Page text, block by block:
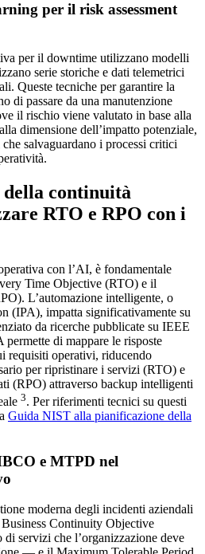
per il risk assessment
per il downtime utilizzano modelli
serie storiche e dati telemetrici
Queste tecniche per garantire la
di passare da una manutenzione
il rischio viene valutato in base alla
dimensione dell’impatto potenziale,
salvaguardano i processi critici
continuità
RTO e RPO con i
con l’AI, è fondamentale
Time Objective (RTO) e il
L’automazione intelligente, o
(IPA), impatta significativamente su
da ricerche pubblicate su IEEE
di mappare le risposte
requisiti operativi, riducendo
per ripristinare i servizi (RTO) e
(RPO) attraverso backup intelligenti
3. Per riferimenti tecnici su questi
Guida NIST alla pianificazione della
e MTPD nel
moderna degli incidenti aziendali
Continuity Objective
servizi che l’organizzazione deve